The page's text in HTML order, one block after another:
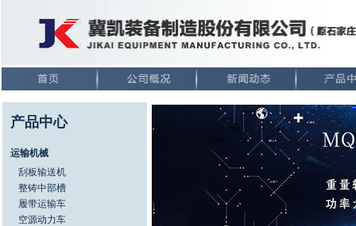
产品中心
运输机械
刮板输送机
整铸中部槽
履带运输车
空源动力车